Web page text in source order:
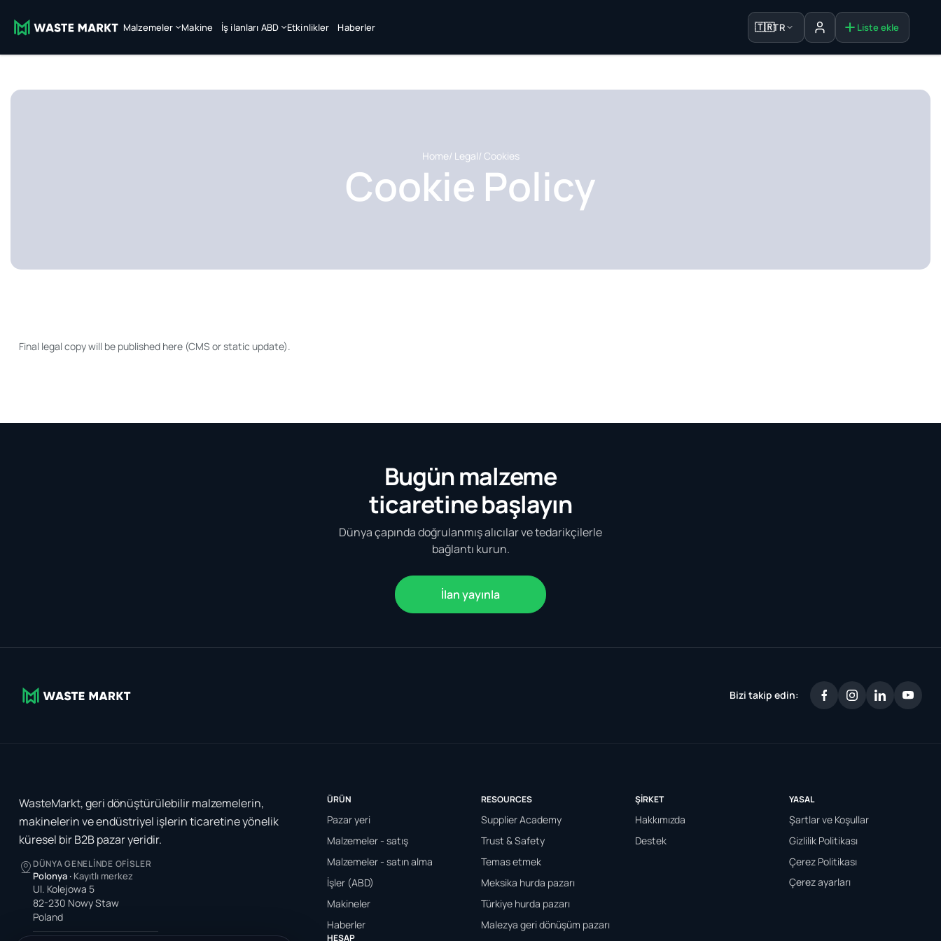
Malzemeler Makine İş ilanları ABD Etkinlikler Haberler 🇹🇷TR Oturum açListe ekle
Home/ Legal/ Cookies
Cookie Policy
Final legal copy will be published here (CMS or static update).
Bugün malzeme
ticaretine başlayın
Dünya çapında doğrulanmış alıcılar ve tedarikçilerle
bağlantı kurun.
İlan yayınla
Bizi takip edin:
WasteMarkt, geri dönüştürülebilir malzemelerin,
makinelerin ve endüstriyel işlerin ticaretine yönelik
küresel bir B2B pazar yeridir.
DÜNYA GENELINDE OFISLER
Polonya · Kayıtlı merkez
Ul. Kolejowa 5
82-230 Nowy Staw
Poland
ÜRÜN
Pazar yeri
Malzemeler - satış
Malzemeler - satın alma
İşler (ABD)
Makineler
Haberler
RESOURCES
Supplier Academy
Trust & Safety
Temas etmek
Meksika hurda pazarı
Türkiye hurda pazarı
Malezya geri dönüşüm pazarı
ŞIRKET
Hakkımızda
Destek
YASAL
Şartlar ve Koşullar
Gizlilik Politikası
Çerez Politikası
Çerez ayarları
HESAP